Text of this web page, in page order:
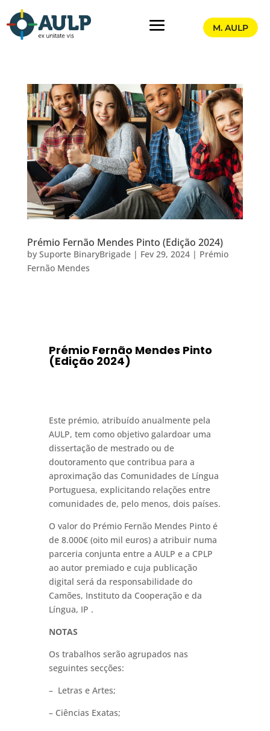
M. AULP
Prémio Fernão Mendes Pinto (Edição 2024)
by Suporte BinaryBrigade| Fev 29, 2024| Prémio
Fernão Mendes
Prémio Fernão Mendes Pinto
(Edição 2024)
Este prémio, atribuído anualmente pela
AULP, tem como objetivo galardoar uma
dissertação de mestrado ou de
doutoramento que contribua para a
aproximação das Comunidades de Língua
Portuguesa, explicitando relações entre
comunidades de, pelo menos, dois países.
O valor do Prémio Fernão Mendes Pinto é
de 8.000€ (oito mil euros) a atribuir numa
parceria conjunta entre a AULP e a CPLP
ao autor premiado e cuja publicação
digital será da responsabilidade do
Camões, Instituto da Cooperação e da
Língua, IP .
NOTAS
Os trabalhos serão agrupados nas
seguintes secções:
– Letras e Artes;
– Ciências Exatas;